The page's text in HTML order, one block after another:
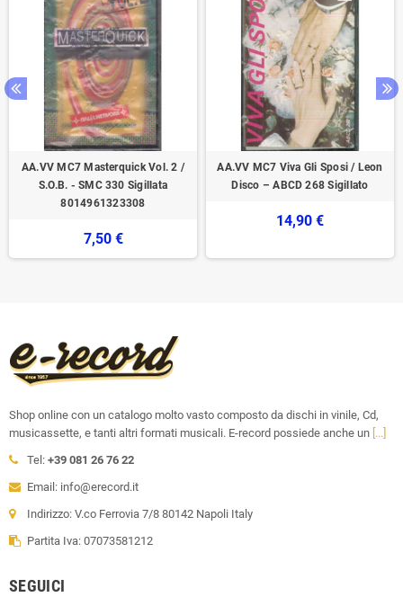
AA.VV MC7 Masterquick Vol. 2 /
S.O.B. - SMC 330 Sigillata
8014961323308
7,50 €
AA.VV MC7 Viva Gli Sposi / Leon
Disco ‎– ABCD 268 Sigillato
14,90 €
Shop online con un catalogo molto vasto composto da dischi in vinile, Cd,
musicassette, e tanti altri formati musicali. E-record possiede anche un [...]
Tel: +39 081 26 76 22
Email: info@erecord.it
Indirizzo: V.co Ferrovia 7/8 80142 Napoli Italy
Partita Iva: 07073581212
SEGUICI